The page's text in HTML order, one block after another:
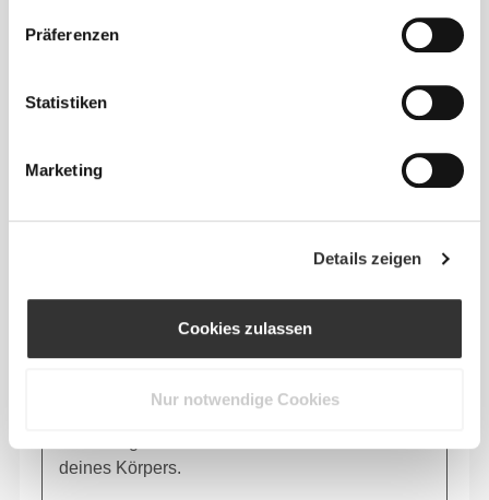
Präferenzen
Statistiken
Marketing
Details zeigen
Cookies zulassen
Nur notwendige Cookies
deines Körpers.